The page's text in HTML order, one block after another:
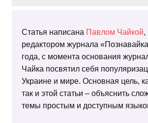
Статья написана Павлом Чайкой,
редактором журнала
года, с момента основания
Чайка посвятил себя
Украине и мире. Основная цель,
так и этой статьи – объяснить
темы простым и доступным